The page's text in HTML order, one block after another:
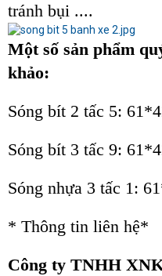
tránh bụi ....
Một số sản phẩm
khảo:
Sóng bít 2 tấc 5:
Sóng bít 3 tấc 9:
Sóng nhựa 3 tấc 1:
* Thông tin liên hệ*
Công ty TNHH